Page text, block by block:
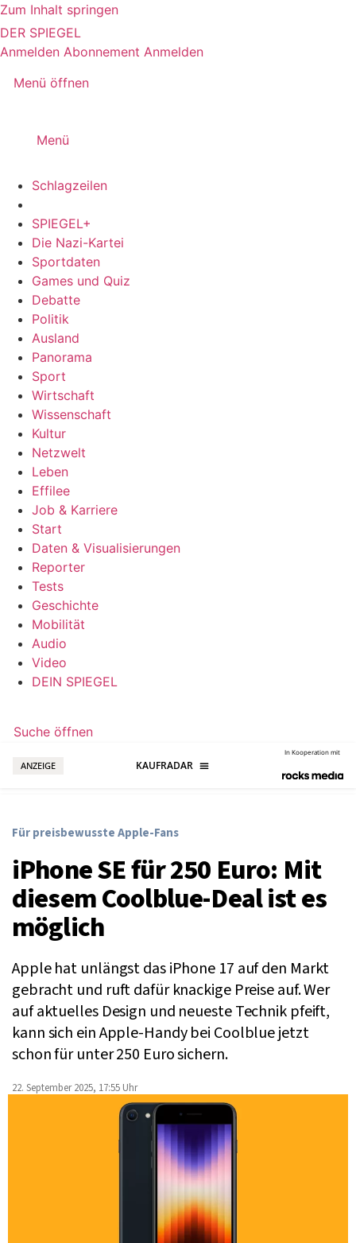
Zum Inhalt springen
DER SPIEGEL
Anmelden Abonnement Anmelden
Menü öffnen
Menü
Schlagzeilen
SPIEGEL+
Die Nazi-Kartei
Sportdaten
Games und Quiz
Debatte
Politik
Ausland
Panorama
Sport
Wirtschaft
Wissenschaft
Kultur
Netzwelt
Leben
Effilee
Job & Karriere
Start
Daten & Visualisierungen
Reporter
Tests
Geschichte
Mobilität
Audio
Video
DEIN SPIEGEL
Suche öffnen
ANZEIGE
In Kooperation mit
Für preisbewusste Apple-Fans
iPhone SE für 250 Euro: Mit
diesem Coolblue-Deal ist es
möglich
Apple hat unlängst das iPhone 17 auf den Markt
gebracht und ruft dafür knackige Preise auf. Wer
auf aktuelles Design und neueste Technik pfeift,
kann sich ein Apple-Handy bei Coolblue jetzt
schon für unter 250 Euro sichern.
22. September 2025, 17:55 Uhr